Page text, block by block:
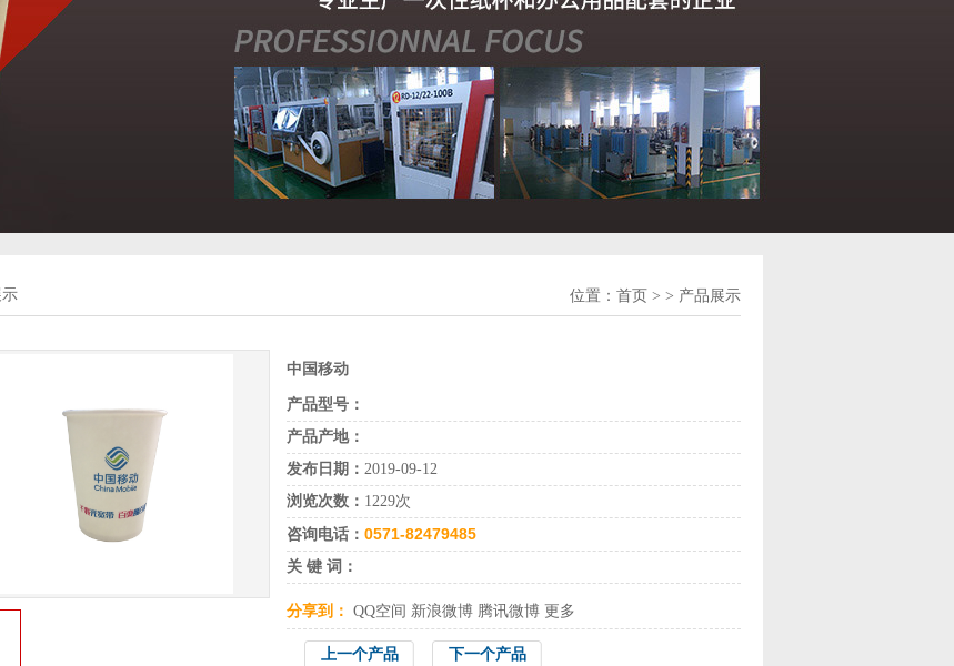
位置： 首页 > > 产品展示
中国移动
产品型号：
产品产地：
发布日期： 2019-09-12
浏览次数： 1229次
咨询电话： 0571-82479485
关 键 词：
分享到： QQ空间 新浪微博 腾讯微博 更多
下一个产品
上一个产品